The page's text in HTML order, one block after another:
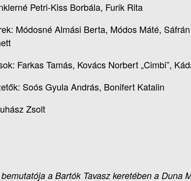
Petri-Kiss Borbála, Furik Rita
Módosné Almási Berta, Módos Máté,
Farkas Tamás, Kovács Norbert „Cimbi”,
Soós Gyula András, Bonifert Katalin
Zsolt
a Bartók Tavasz keretében a Duna